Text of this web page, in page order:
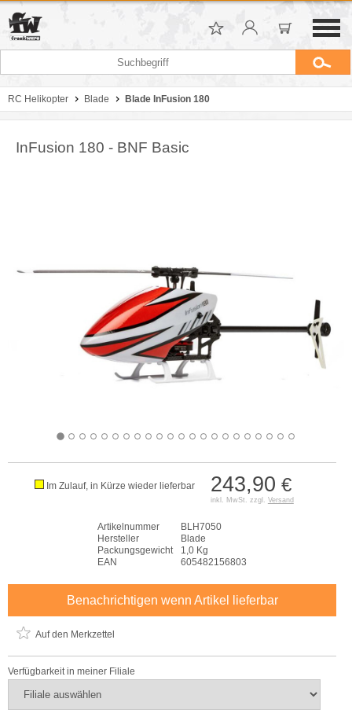
RC Helikopter Blade Blade InFusion 180
InFusion 180 - BNF Basic
243,90 €
inkl. MwSt. zzgl. Versand
Im Zulauf, in Kürze wieder lieferbar
Artikelnummer
BLH7050
Hersteller
Blade
Packungsgewicht
1,0 Kg
EAN
605482156803
Benachrichtigen wenn Artikel lieferbar
Auf den Merkzettel
Verfügbarkeit in meiner Filiale